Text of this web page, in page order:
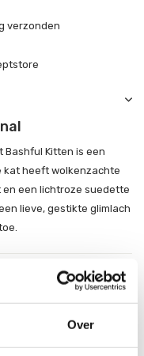
Over
verzonden
Kitten is een
kat heeft wolkenzachte
een lichtroze suedette
lieve, gestikte glimlach